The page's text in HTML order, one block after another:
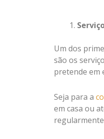
Um dos
são os
pretende em
Seja para a
em casa ou